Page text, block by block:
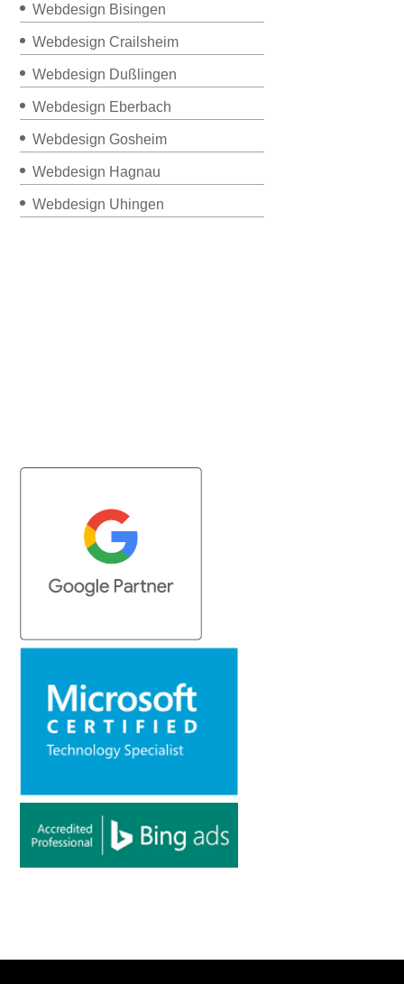
Webdesign Bisingen
Webdesign Crailsheim
Webdesign Dußlingen
Webdesign Eberbach
Webdesign Gosheim
Webdesign Hagnau
Webdesign Uhingen